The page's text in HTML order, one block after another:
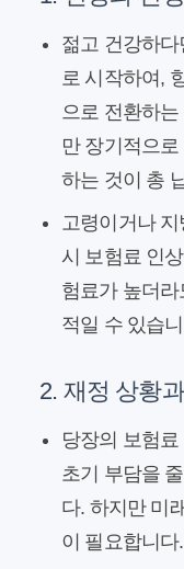
젊고 건강하다
로 시작하여,
으로 전환하
만 장기적으
하는 것이 총
고령이거나
시 보험료 인
험료가 높더
적일 수 있습
2. 재정 상황
당장의 보험
초기 부담을
다. 하지만 미
이 필요합니다.